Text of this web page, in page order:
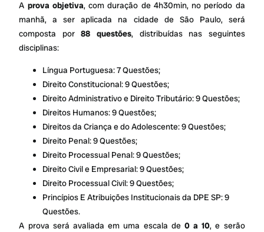
A prova objetiva, com duração de 4h30min, no período da
manhã, a ser aplicada na cidade de São Paulo, será
composta por88 questões, distribuídas nas seguintes
disciplinas:
Língua Portuguesa: 7 Questões;
Direito Constitucional: 9 Questões;
Direito Administrativo e Direito Tributário: 9 Questões;
Direitos Humanos: 9 Questões;
Direitos da Criança e do Adolescente: 9 Questões;
Direito Penal: 9 Questões;
Direito Processual Penal: 9 Questões;
Direito Civil e Empresarial: 9 Questões;
Direito Processual Civil: 9 Questões;
Princípios E Atribuições Institucionais da DPE SP: 9
Questões.
A prova será avaliada em uma escala de 0 a 10, e serão